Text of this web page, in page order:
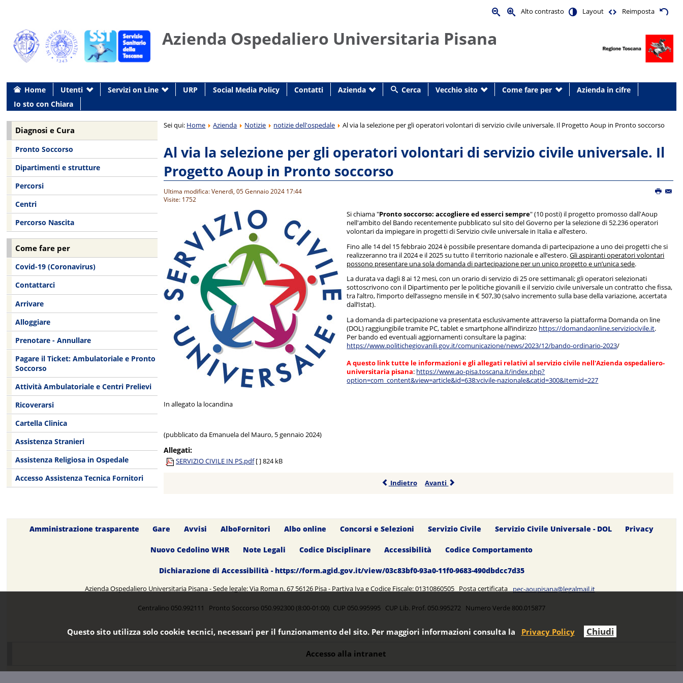
Alto contrasto Layout Reimposta
Azienda Ospedaliero Universitaria Pisana
Home Utenti Servizi on Line URP Social Media Policy Contatti Azienda Cerca Vecchio sito Come fare per
Azienda in cifre
Io sto con Chiara
Sei qui: Home Azienda Notizie notizie dell'ospedale Al via la selezione per gli operatori volontari di servizio civile universale. Il Progetto Aoup in Pronto soccorso
Al via la selezione per gli operatori volontari di servizio civile universale. Il
Progetto Aoup in Pronto soccorso
Ultima modifica: Venerdì, 05 Gennaio 2024 17:44
Visite: 1752
Si chiama "Pronto soccorso: accogliere ed esserci sempre" (10 posti) il progetto promosso dall'Aoup
nell'ambito del Bando recentemente pubblicato sul sito del Governo per la selezione di 52.236 operatori
volontari da impiegare in progetti di Servizio civile universale in Italia e all’estero.
Fino alle 14 del 15 febbraio 2024 è possibile presentare domanda di partecipazione a uno dei progetti che si
realizzeranno tra il 2024 e il 2025 su tutto il territorio nazionale e all’estero.Gli aspiranti operatori volontari
possono presentare una sola domanda di partecipazione per un unico progetto e un’unica sede.
La durata va dagli 8 ai 12 mesi, con un orario di servizio di 25 ore settimanali; gli operatori selezionati
sottoscrivono con il Dipartimento per le politiche giovanili e il servizio civile universale un contratto che fissa,
tra l’altro, l’importo dell’assegno mensile in € 507,30 (salvo incremento sulla base della variazione, accertata
dall’Istat).
La domanda di partecipazione va presentata esclusivamente attraverso la piattaforma Domanda on line
(DOL) raggiungibile tramite PC, tablet e smartphone all’indirizzo https://domandaonline.serviziocivile.it.
Per bando ed eventuali aggiornamenti consultare la pagina:
https://www.politichegiovanili.gov.it/comunicazione/news/2023/12/bando-ordinario-2023/
A questo link tutte le informazioni e gli allegati relativi al servizio civile nell'Azienda ospedaliero-
universitaria pisana: https://www.ao-pisa.toscana.it/index.php?
option=com_content&view=article&id=638:vcivile-nazionale&catid=300&Itemid=227
In allegato la locandina
(pubblicato da Emanuela del Mauro, 5 gennaio 2024)
Allegati:
SERVIZIO CIVILE IN PS.pdf [ ]824 kB
Indietro Avanti
Diagnosi e Cura
Pronto Soccorso
Dipartimenti e strutture
Percorsi
Centri
Percorso Nascita
Come fare per
Covid-19 (Coronavirus)
Contattarci
Arrivare
Alloggiare
Prenotare - Annullare
Pagare il Ticket: Ambulatoriale e Pronto
Soccorso
Attività Ambulatoriale e Centri Prelievi
Ricoverarsi
Cartella Clinica
Assistenza Stranieri
Assistenza Religiosa in Ospedale
Accesso Assistenza Tecnica Fornitori
Amministrazione trasparente Gare Avvisi AlboFornitori Albo online Concorsi e Selezioni Servizio Civile Servizio Civile Universale - DOL Privacy
Nuovo Cedolino WHR Note Legali Codice Disciplinare Accessibilità Codice Comportamento
Dichiarazione di Accessibilità - https://form.agid.gov.it/view/03c83bf0-93a0-11f0-9683-490dbdcc7d35
Azienda Ospedaliero Universitaria Pisana - Sede legale: Via Roma n. 67 56126 Pisa - Partiva Iva e Codice Fiscale: 01310860505 Posta certificata pec-aoupisana@legalmail.it
Centralino 050.992111 Pronto Soccorso 050.992300 (8:00-01:00) CUP 050.995995 CUP Lib. Prof. 050.995272 Numero Verde 800.015877
Accesso alla intranet
Questo sito utilizza solo cookie tecnici, necessari per il funzionamento del sito. Per maggiori informazioni consulta la Privacy Policy Chiudi